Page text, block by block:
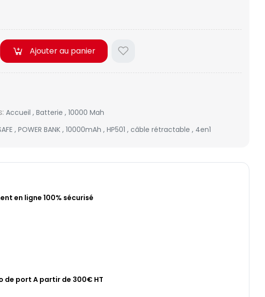
Ajouter au panier
Accueil , Batterie , 10000 Mah
, POWER BANK , 10000mAh , HP501 , câble rétractable , 4en1
en ligne 100% sécurisé
de port A partir de 300€ HT